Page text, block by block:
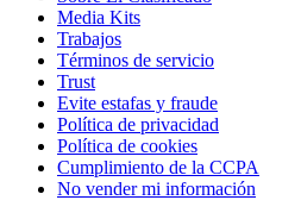
Media Kits
Trabajos
Términos de servicio
Trust
Evite estafas y fraude
Política de privacidad
Política de cookies
Cumplimiento de la CCPA
No vender mi información